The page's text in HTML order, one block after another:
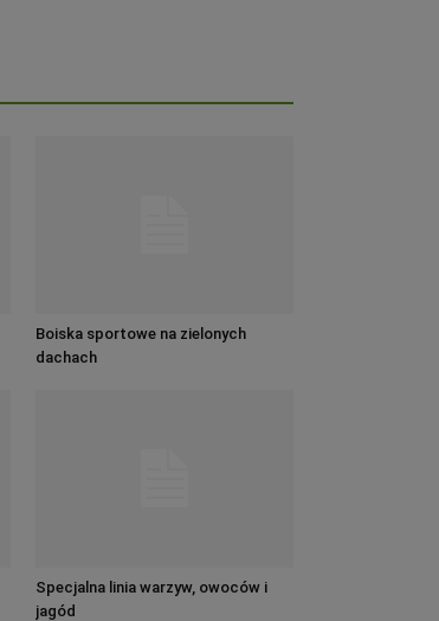
Boiska sportowe na zielonych
dachach
Specjalna linia warzyw, owoców i
jagód